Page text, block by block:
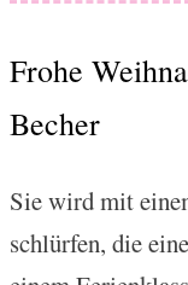
Frohe
Becher
Sie wird mit
schlürfen, die